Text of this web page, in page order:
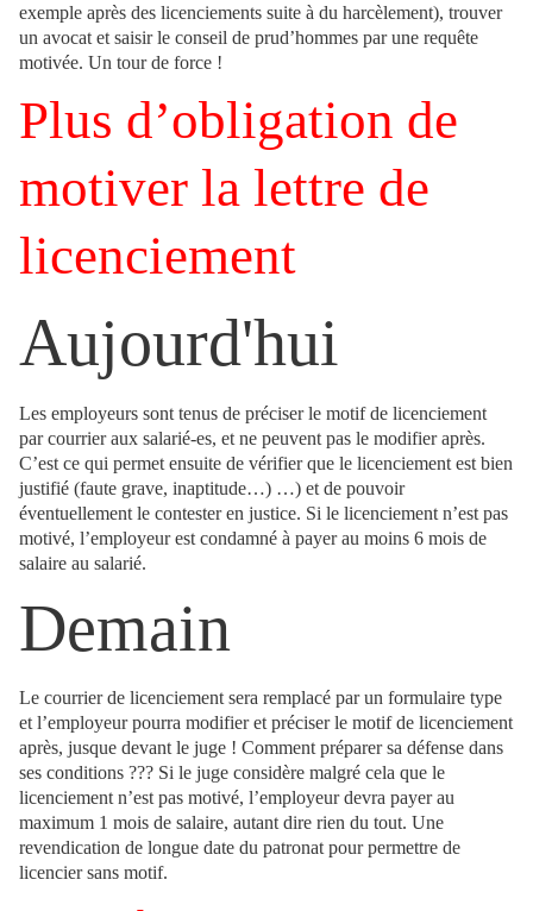
exemple après des licenciements suite à du harcèlement), trouver
un avocat et saisir le conseil de prud’hommes par une requête
motivée. Un tour de force !
Plus d’obligation de
motiver la lettre de
licenciement
Aujourd'hui
Les employeurs sont tenus de préciser le motif de licenciement
par courrier aux salarié-es, et ne peuvent pas le modifier après.
C’est ce qui permet ensuite de vérifier que le licenciement est bien
justifié (faute grave, inaptitude…) …) et de pouvoir
éventuellement le contester en justice. Si le licenciement n’est pas
motivé, l’employeur est condamné à payer au moins 6 mois de
salaire au salarié.
Demain
Le courrier de licenciement sera remplacé par un formulaire type
et l’employeur pourra modifier et préciser le motif de licenciement
après, jusque devant le juge ! Comment préparer sa défense dans
ses conditions ??? Si le juge considère malgré cela que le
licenciement n’est pas motivé, l’employeur devra payer au
maximum 1 mois de salaire, autant dire rien du tout. Une
revendication de longue date du patronat pour permettre de
licencier sans motif.